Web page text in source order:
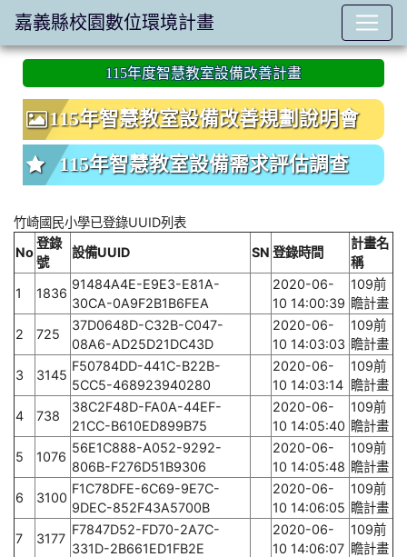
:::
115年度智慧教室設備改善計畫
115年智慧教室設備改善規劃說明會
115年智慧教室設備需求評估調查
竹崎國民小學已登錄UUID列表
No
登錄
號
設備UUID SN 登錄時間
計畫名
稱
1
1836
91484A4E-E9E3-E81A-
30CA-0A9F2B1B6FEA
2020-06-
10 14:00:39
109前
瞻計畫
2
725
37D0648D-C32B-C047-
08A6-AD25D21DC43D
2020-06-
10 14:03:03
109前
瞻計畫
3
3145
F50784DD-441C-B22B-
5CC5-468923940280
2020-06-
10 14:03:14
109前
瞻計畫
4
738
38C2F48D-FA0A-44EF-
21CC-B610ED899B75
2020-06-
10 14:05:40
109前
瞻計畫
5
1076
56E1C888-A052-9292-
806B-F276D51B9306
2020-06-
10 14:05:48
109前
瞻計畫
6
3100
F1C78DFE-6C69-9E7C-
9DEC-852F43A5700B
2020-06-
10 14:06:05
109前
瞻計畫
7
3177
F7847D52-FD70-2A7C-
331D-2B661ED1FB2E
2020-06-
10 14:06:07
109前
瞻計畫
嘉義縣校園數位環境計畫